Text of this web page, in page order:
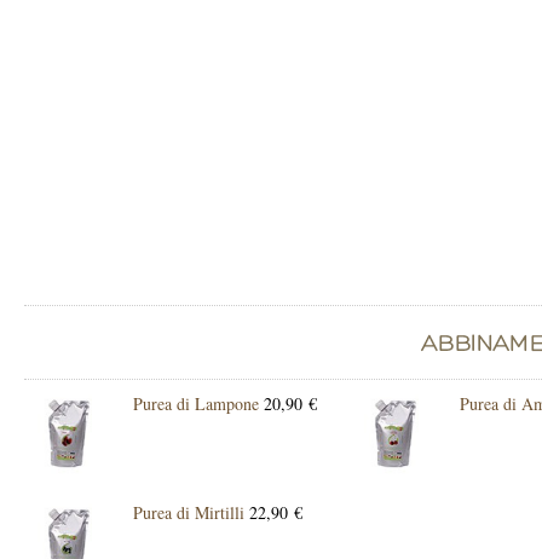
Purea di Lampone 20,90 € Purea di
Purea di Mirtilli 22,90 €